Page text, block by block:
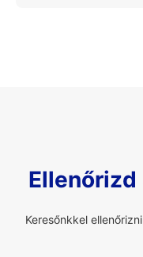
Ellenőrizd
Keresőnkkel